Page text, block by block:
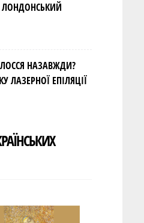
ЛОНДОНСЬКИЙ
НАЗАВЖДИ?
ЛАЗЕРНОЇ ЕПІЛЯЦІЇ